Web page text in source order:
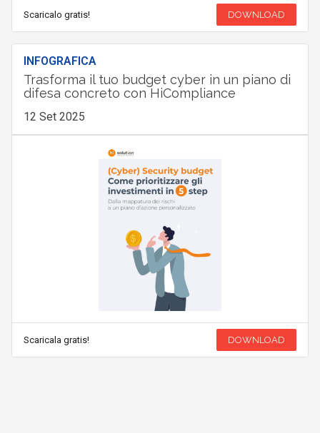
Scaricalo gratis! DOWNLOAD
INFOGRAFICA
Trasforma il tuo budget cyber in un piano di
difesa concreto con HiCompliance
12 Set 2025
Scaricala gratis! DOWNLOAD